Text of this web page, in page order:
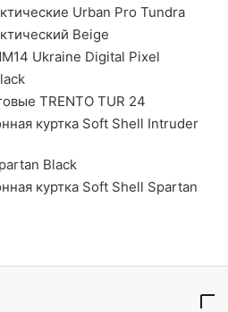
Urban Pro Tundra
Beige
Ukraine Digital Pixel
TRENTO TUR 24
куртка Soft Shell Intruder
Black
куртка Soft Shell Spartan